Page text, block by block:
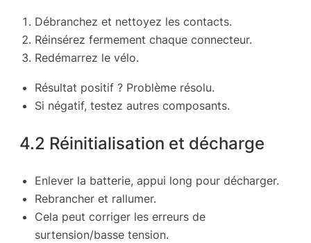
Débranchez et nettoyez les contacts.
Réinsérez fermement chaque connecteur.
Redémarrez le vélo.
Résultat positif ? Problème résolu.
Si négatif, testez autres composants.
4.2 Réinitialisation et décharge
Enlever la batterie, appui long pour décharger.
Rebrancher et rallumer.
Cela peut corriger les erreurs de
surtension/basse tension.